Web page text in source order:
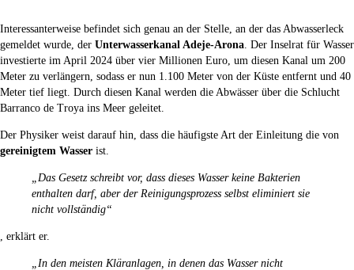
Interessanterweise befindet sich genau an der Stelle, an der das Abwasserleck
gemeldet wurde, der Unterwasserkanal Adeje-Arona . Der Inselrat für Wasser
investierte im April 2024 über vier Millionen Euro, um diesen Kanal um 200
Meter zu verlängern, sodass er nun 1.100 Meter von der Küste entfernt und 40
Meter tief liegt. Durch diesen Kanal werden die Abwässer über die Schlucht
Barranco de Troya ins Meer geleitet.
Der Physiker weist darauf hin, dass die häufigste Art der Einleitung die von
gereinigtem Wasser ist.
„Das Gesetz schreibt vor, dass dieses Wasser keine Bakterien
enthalten darf, aber der Reinigungsprozess selbst eliminiert sie
nicht vollständig“
, erklärt er.
„In den meisten Kläranlagen, in denen das Wasser nicht